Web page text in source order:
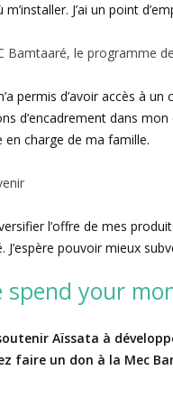
J’ai un point
Bamtaaré, le programme
permis d’avoir accès à
d’encadrement dans
charge de ma famille.
l’offre de mes
J’espère pouvoir mieux
spend your
Aïssata à
faire un don à la Mec